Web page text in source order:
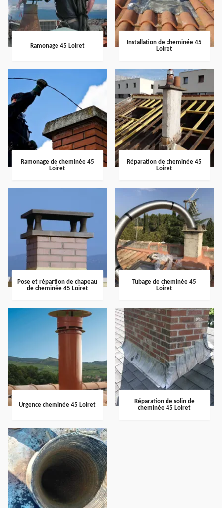
Ramonage 45 Loiret
Installation de cheminée 45
Loiret
Ramonage de cheminée 45
Loiret
Réparation de cheminée 45
Loiret
Pose et répartion de chapeau
de cheminée 45 Loiret
Tubage de cheminée 45
Loiret
Urgence cheminée 45 Loiret
Réparation de solin de
cheminée 45 Loiret